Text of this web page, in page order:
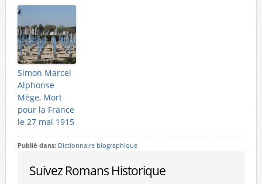
Simon Marcel
Alphonse
Mège, Mort
pour la France
le 27 mai 1915
Publié dans: Dictionnaire biographique
Suivez Romans Historique